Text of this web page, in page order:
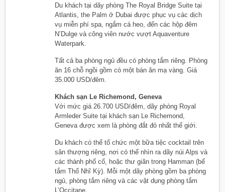
Du khách tại dãy phòng The Royal Bridge Suite tại
Atlantis, the Palm ở Dubai được phục vụ các dịch
vụ miễn phí spa, ngắm cá heo, đến các hộp đêm
N’Dulge và công viên nước vượt Aquaventure
Waterpark.
Tất cả ba phòng ngủ đều có phòng tắm riêng. Phòng
ăn 16 chỗ ngồi gồm có một bàn ăn mạ vàng. Giá
35.000 USD/đêm.
Khách sạn Le Richemond, Geneva
Với mức giá 26.700 USD/đêm, dãy phòng Royal
Armleder Suite tại khách sạn Le Richemond,
Geneva được xem là phòng đắt đỏ nhất thế giới.
Du khách có thể tổ chức một bữa tiệc cocktail trên
sân thượng riêng, nơi có thể nhìn ra dãy núi Alps và
các thành phố cổ, hoặc thư giãn trong Hamman (bể
tắm Thổ Nhĩ Kỳ). Mỗi một dãy phòng gồm ba phòng
ngủ, phòng tắm riêng và các vật dụng phòng tắm
L’Occitane.